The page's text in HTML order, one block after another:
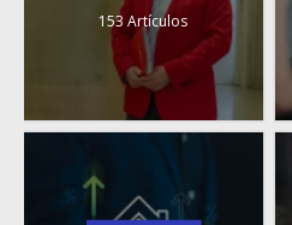
153 Artículos